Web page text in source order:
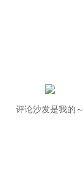
评论沙发是我的～